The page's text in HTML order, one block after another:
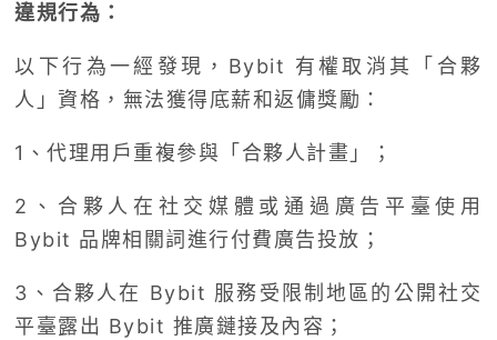
違規行為：
以下行為一經發現，Bybit 有權取消其「合夥
人」資格，無法獲得底薪和返傭獎勵：
1、代理用戶重複參與「合夥人計畫」；
2、合夥人在社交媒體或通過廣告平臺使用
Bybit 品牌相關詞進行付費廣告投放；
3、合夥人在 Bybit 服務受限制地區的公開社交
平臺露出 Bybit 推廣鏈接及內容；